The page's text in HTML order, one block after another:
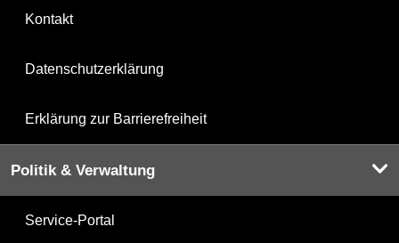
Kontakt
Datenschutzerklärung
Erklärung zur Barrierefreiheit
Politik & Verwaltung
Service-Portal